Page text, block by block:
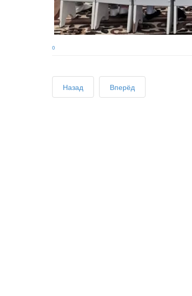
0
Назад Вперёд